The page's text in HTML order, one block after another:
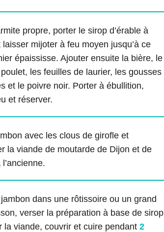
propre, porter le sirop d’érable à
mijoter à feu moyen jusqu’à ce
épaississe. Ajouter ensuite la bière, le
les feuilles de laurier, les gousses
et le poivre noir. Porter à ébullition,
et réserver.
avec les clous de girofle et
la viande de moutarde de Dijon et de
dans une rôtissoire ou un grand
verser la préparation à base de sirop
la viande, couvrir et cuire pendant2